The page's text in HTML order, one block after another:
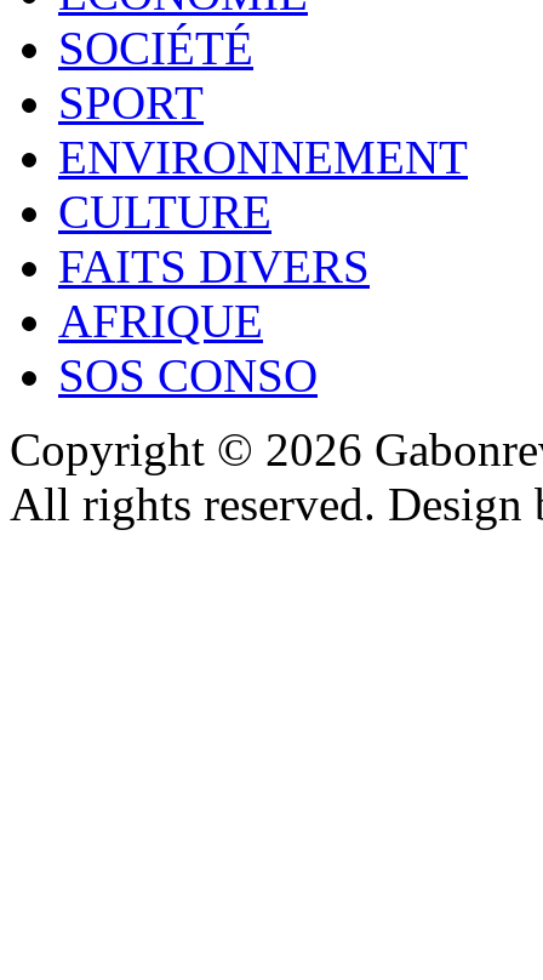
SOCIÉTÉ
SPORT
ENVIRONNEMENT
CULTURE
FAITS DIVERS
AFRIQUE
SOS CONSO
Copyright © 2026
All rights reserved.